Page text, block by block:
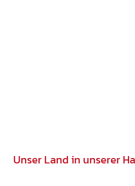
Unser Land in unserer